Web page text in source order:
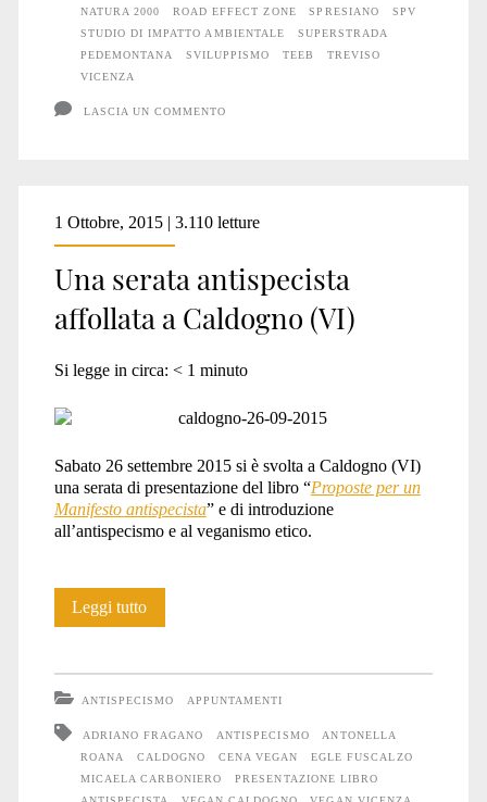
Animali
Natura
NATURA 2000
ROAD EFFECT ZONE SPRESIANO
SPV
STUDIO DI IMPATTO AMBIENTALE
SUPERSTRADA
PEDEMONTANA
SVILUPPISMO TEEB
TREVISO
VICENZA
LASCIA UN COMMENTO
1 Ottobre, 2015 | 3.110 letture
Una serata antispecista
affollata a Caldogno (VI)
Si legge in circa: < 1 minuto
Sabato 26 settembre 2015 si è svolta a Caldogno (VI)
una serata di presentazione del libro “Proposte per un
Manifesto antispecista” e di introduzione
all’antispecismo e al veganismo etico.
Leggi tuttoUna
a
ANTISPECISMO APPUNTAMENTI
ADRIANO FRAGANO ANTISPECISMO
ANTONELLA
ROANA
CALDOGNO CENA VEGAN
EGLE FUSCALZO
MICAELA CARBONIERO
PRESENTAZIONE LIBRO